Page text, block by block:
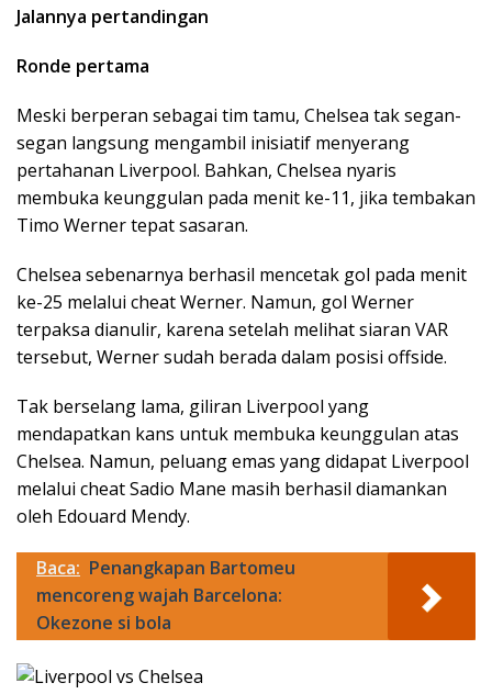
Jalannya pertandingan
Ronde pertama
Meski berperan sebagai tim tamu, Chelsea tak segan-
segan langsung mengambil inisiatif menyerang
pertahanan Liverpool. Bahkan, Chelsea nyaris
membuka keunggulan pada menit ke-11, jika tembakan
Timo Werner tepat sasaran.
Chelsea sebenarnya berhasil mencetak gol pada menit
ke-25 melalui cheat Werner. Namun, gol Werner
terpaksa dianulir, karena setelah melihat siaran VAR
tersebut, Werner sudah berada dalam posisi offside.
Tak berselang lama, giliran Liverpool yang
mendapatkan kans untuk membuka keunggulan atas
Chelsea. Namun, peluang emas yang didapat Liverpool
melalui cheat Sadio Mane masih berhasil diamankan
oleh Edouard Mendy.
Baca: Penangkapan Bartomeu
mencoreng wajah Barcelona:
Okezone si bola